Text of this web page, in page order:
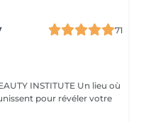
71
pour révéler votre